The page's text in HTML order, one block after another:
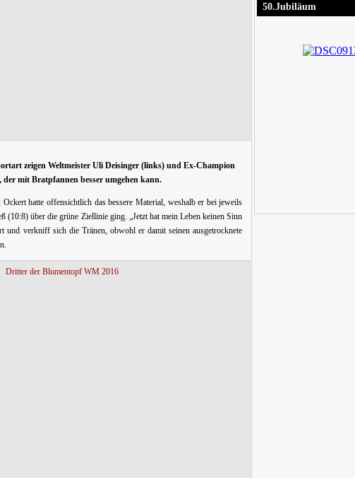
zeigen Weltmeister Uli Deisinger (links) und Ex-Champion
der mit Bratpfannen besser umgehen kann.
hatte offensichtlich das bessere Material, weshalb er bei jeweils
(10:8) über die grüne Ziellinie ging. „Jetzt hat mein Leben keinen Sinn
und verkniff sich die Tränen, obwohl er damit seinen ausgetrocknete
50.Jubiläum